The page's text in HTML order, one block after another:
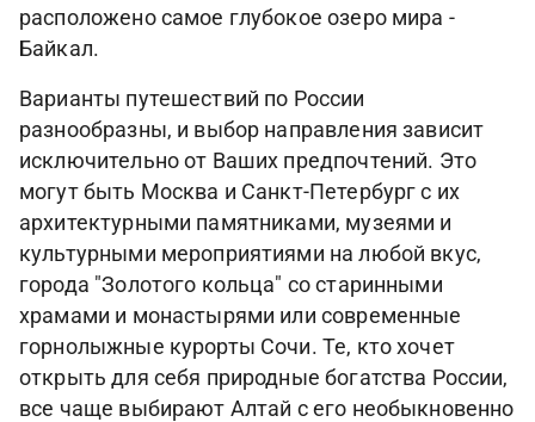
расположено самое глубокое озеро мира -
Байкал.
Варианты путешествий по России
разнообразны, и выбор направления зависит
исключительно от Ваших предпочтений. Это
могут быть Москва и Санкт-Петербург с их
архитектурными памятниками, музеями и
культурными мероприятиями на любой вкус,
города "Золотого кольца" со старинными
храмами и монастырями или современные
горнолыжные курорты Сочи. Те, кто хочет
открыть для себя природные богатства России,
все чаще выбирают Алтай с его необыкновенно